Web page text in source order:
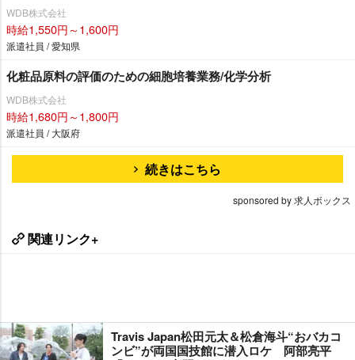
WDB株式会社
時給1,550円～1,600円
派遣社員 / 愛知県
化粧品原料の評価のための細胞培養業務/化学分析
WDB株式会社
時給1,680円～1,800円
派遣社員 / 大阪府
続きはこちら
sponsored by 求人ボックス
関連リンク+
Travis Japan松田元太＆松倉海斗“おバカコ
ンビ”が両国国技館に潜入ロケ 阿部亮平